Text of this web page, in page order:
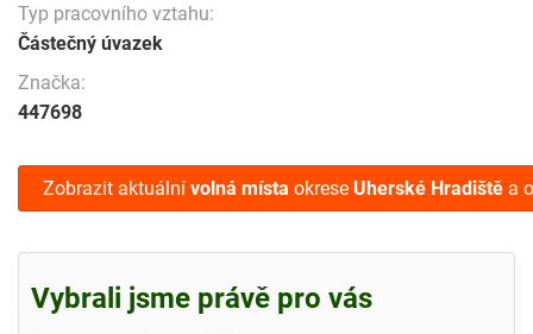
Typ pracovního vztahu:
Částečný úvazek
Značka:
447698
Zobrazit aktuální volná místa okrese Uherské Hradiště a
Vybrali jsme právě pro vás